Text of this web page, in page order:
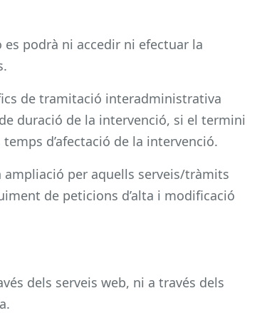
es podrà ni accedir ni efectuar la
de tramitació interadministrativa
duració de la intervenció, si el termini
d’afectació de la intervenció.
per aquells serveis/tràmits
de peticions d’alta i modificació
dels serveis web, ni a través dels